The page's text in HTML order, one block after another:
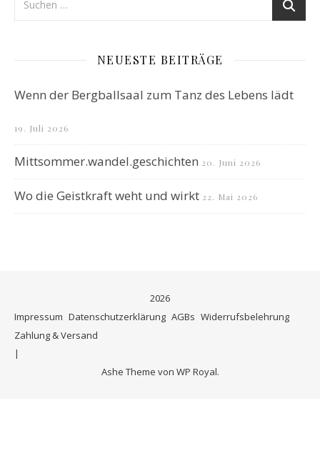
NEUESTE BEITRÄGE
Wenn der Bergballsaal zum Tanz des Lebens lädt
19. Juli 2026
Mittsommer.wandel.geschichten 20. Juni 2026
Wo die Geistkraft weht und wirkt 22. Mai 2026
2026
Impressum Datenschutzerklärung AGBs Widerrufsbelehrung
Zahlung & Versand
Ashe Theme von WP Royal.